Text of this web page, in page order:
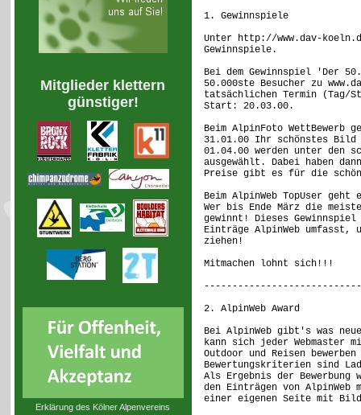
Mitglieder klettern
günstiger!
Erklärung des Kölner Alpenvereins
1. Gewinnspiele
Unter http://www.dav-
Gewinnspiele.
Bei dem Gewinnspiel 'Der
50.000ste Besucher zu
tatsächlichen Termin (Tag/
Start: 20.03.00.
Beim AlpinFoto WettBewerb
31.01.00 Ihr schönstes Bild
01.04.00 werden unter den
ausgewählt. Dabei haben
Preise gibt es für die
Beim AlpinWeb TopUser
Wer bis Ende März die
gewinnt! Dieses
Einträge AlpinWeb umfasst,
ziehen!
Mitmachen lohnt sich!!!
2. AlpinWeb Award
Bei AlpinWeb gibt's was
kann sich jeder Webmaster
Outdoor und Reisen
Bewertungskriterien sind
Als Ergebnis der
den Einträgen von AlpinWeb
einer eigenen Seite mit